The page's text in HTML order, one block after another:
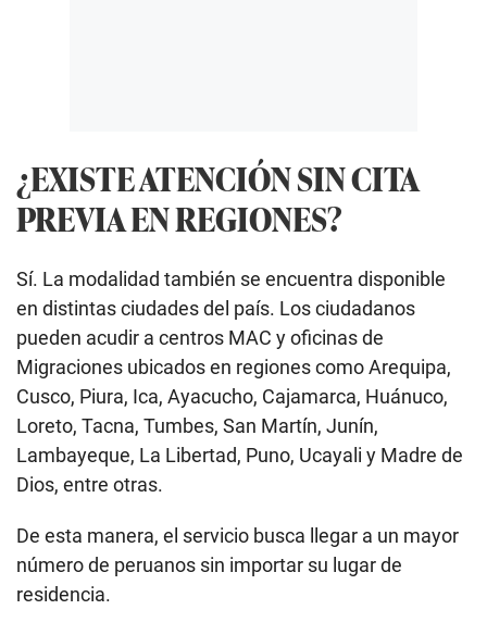
¿EXISTE ATENCIÓN SIN CITA
PREVIA EN REGIONES?
Sí. La modalidad también se encuentra disponible
en distintas ciudades del país. Los ciudadanos
pueden acudir a centros MAC y oficinas de
Migraciones ubicados en regiones como Arequipa,
Cusco, Piura, Ica, Ayacucho, Cajamarca, Huánuco,
Loreto, Tacna, Tumbes, San Martín, Junín,
Lambayeque, La Libertad, Puno, Ucayali y Madre de
Dios, entre otras.
De esta manera, el servicio busca llegar a un mayor
número de peruanos sin importar su lugar de
residencia.